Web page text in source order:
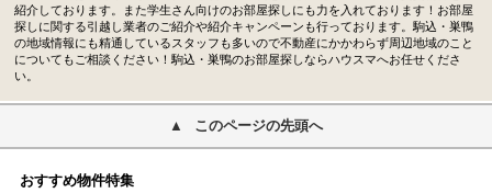
紹介しております。また学生さん向けのお部屋探しにも力を入れております！お部屋
探しに関する引越し業者のご紹介や紹介キャンペーンも行っております。駒込・巣鴨
の地域情報にも精通しているスタッフも多いので不動産にかかわらず周辺地域のこと
についてもご相談ください！駒込・巣鴨のお部屋探しならハウスマへお任せくださ
い。
このページの先頭へ
おすすめ物件特集